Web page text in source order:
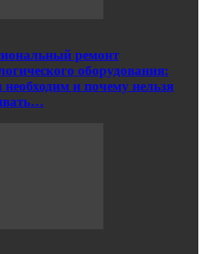
ремонт
оборудования:
необходим и почему нельзя